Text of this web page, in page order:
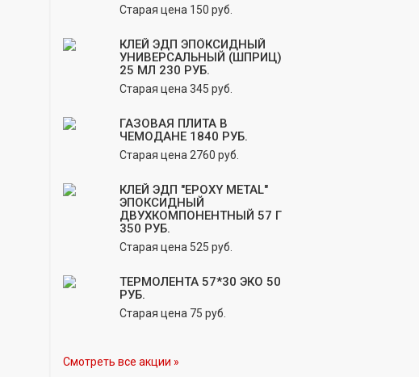
Старая цена 150 руб.
КЛЕЙ ЭДП ЭПОКСИДНЫЙ
УНИВЕРСАЛЬНЫЙ (ШПРИЦ)
25 МЛ 230 РУБ.
Старая цена 345 руб.
ГАЗОВАЯ ПЛИТА В
ЧЕМОДАНЕ 1840 РУБ.
Старая цена 2760 руб.
КЛЕЙ ЭДП "EPOXY METAL"
ЭПОКСИДНЫЙ
ДВУХКОМПОНЕНТНЫЙ 57 Г
350 РУБ.
Старая цена 525 руб.
ТЕРМОЛЕНТА 57*30 ЭКО 50
РУБ.
Старая цена 75 руб.
Смотреть все акции »